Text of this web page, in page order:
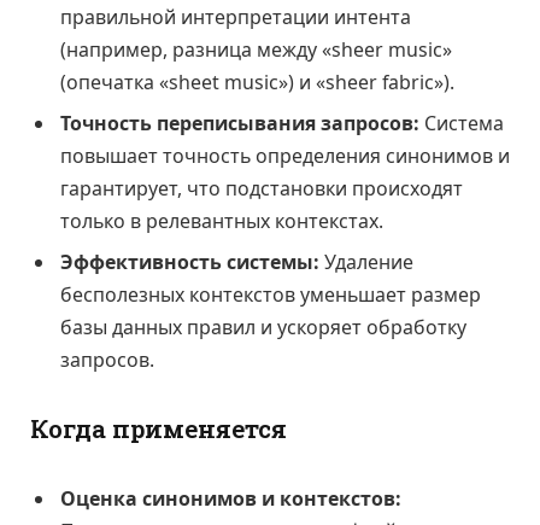
правильной интерпретации интента
(например, разница между «sheer music»
(опечатка «sheet music») и «sheer fabric»).
Точность переписывания запросов: Система
повышает точность определения синонимов и
гарантирует, что подстановки происходят
только в релевантных контекстах.
Эффективность системы: Удаление
бесполезных контекстов уменьшает размер
базы данных правил и ускоряет обработку
запросов.
Когда применяется
Оценка синонимов и контекстов: